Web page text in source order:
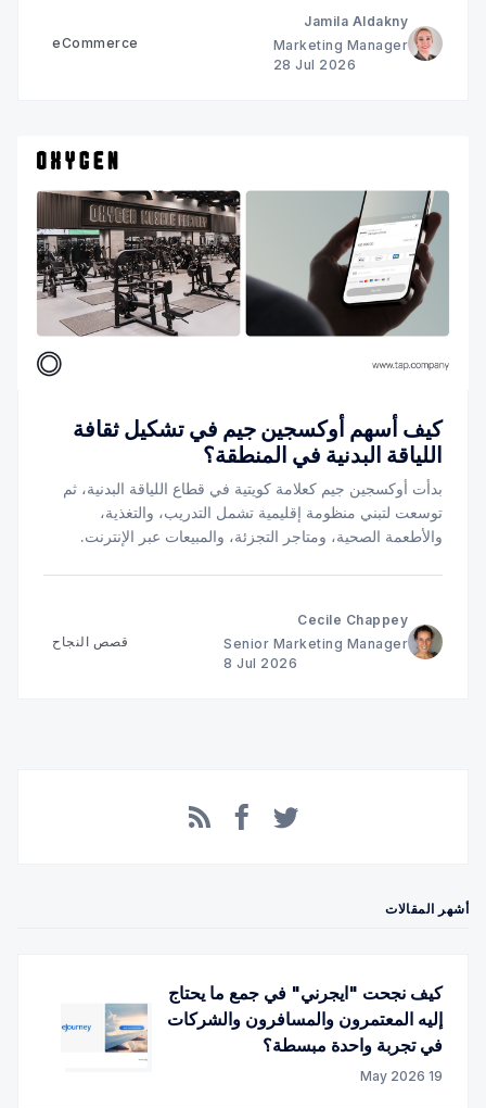
Jamila Aldakny
Marketing Manager
28 Jul 2026
eCommerce
كيف أسهم أوكسجين جيم في تشكيل ثقافة
اللياقة البدنية في المنطقة؟
بدأت أوكسجين جيم كعلامة كويتية في قطاع اللياقة البدنية، ثم
توسعت لتبني منظومة إقليمية تشمل التدريب، والتغذية،
والأطعمة الصحية، ومتاجر التجزئة، والمبيعات عبر الإنترنت.
Cecile Chappey
Senior Marketing Manager
8 Jul 2026
قصص النجاح
أشهر المقالات
كيف نجحت "ايجرني" في جمع ما يحتاج
إليه المعتمرون والمسافرون والشركات
في تجربة واحدة مبسطة؟
19 May 2026